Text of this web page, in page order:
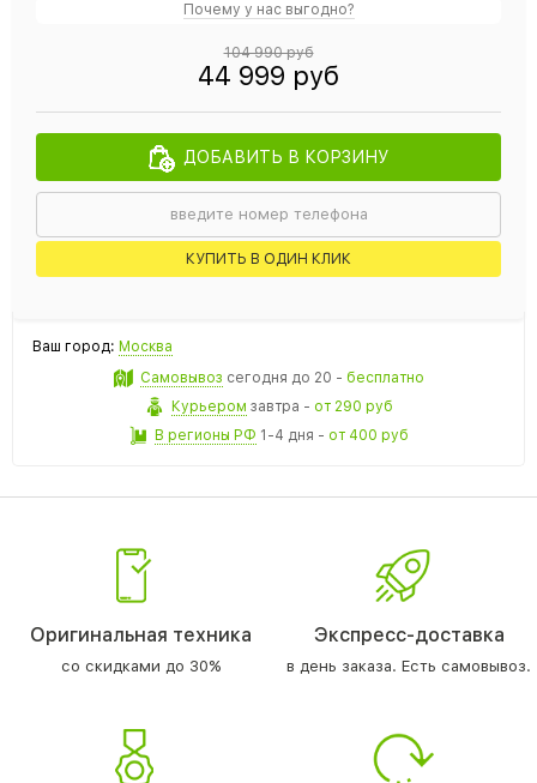
Почему у нас выгодно?
104 990 руб
44 999 руб
ДОБАВИТЬ В КОРЗИНУ
КУПИТЬ В ОДИН КЛИК
Ваш город: Москва
Самовывоз сегодня до 20 - бесплатно
Курьером завтра - от 290 руб
В регионы РФ 1-4 дня - от 400 руб
Оригинальная техника
со скидками до 30%
Экспресс-доставка
в день заказа. Есть самовывоз.